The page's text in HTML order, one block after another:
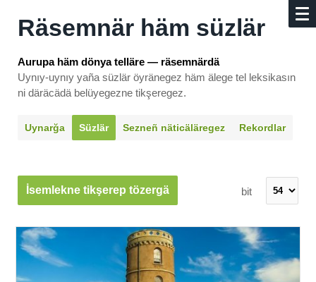
Räsemnär häm süzlär
Aurupa häm dönya telläre — räsemnärdä
Uynıy-uynıy yaña süzlär öyränegez häm älege tel leksikasın
ni däräcädä belüyegezne tikşeregez.
Uynarğa Süzlär Sezneñ näti­cäläregez Rekordlar
İsemlekne tikşerep tözergä bit